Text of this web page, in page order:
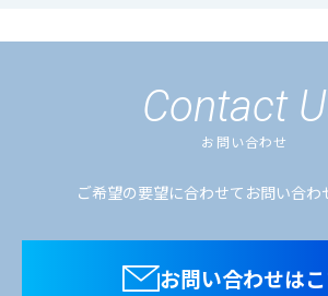
Contact
お問い合わせ
ご希望の要望に合わせてお問い合わ
お問い合わせは